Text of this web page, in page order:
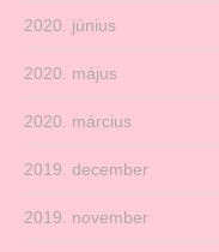
2020. június
2020. május
2020. március
2019. december
2019. november